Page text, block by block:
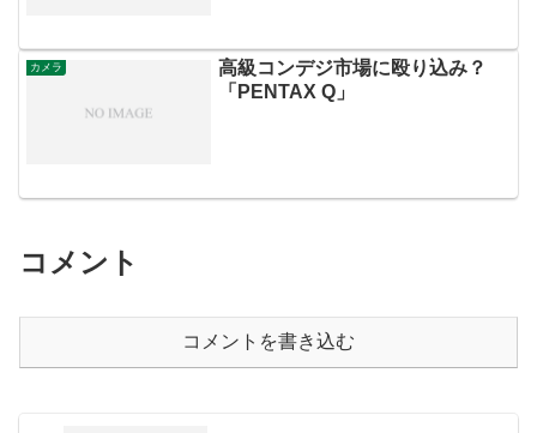
カメラ
高級コンデジ市場に殴り込み？
「PENTAX Q」
コメント
コメントを書き込む